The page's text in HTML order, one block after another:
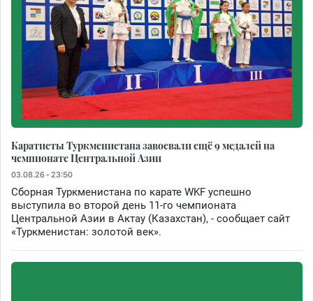
Каратисты Туркменистана завоевали ещё 9 медалей на
чемпионате Центральной Азии
03.08.26 - 23:50
Сборная Туркменистана по карате WKF успешно
выступила во второй день 11-го чемпионата
Центральной Азии в Актау (Казахстан), - сообщает сайт
«Туркменистан: золотой век».